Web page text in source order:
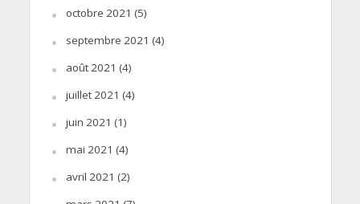
octobre 2021 (5)
septembre 2021 (4)
août 2021 (4)
juillet 2021 (4)
juin 2021 (1)
mai 2021 (4)
avril 2021 (2)